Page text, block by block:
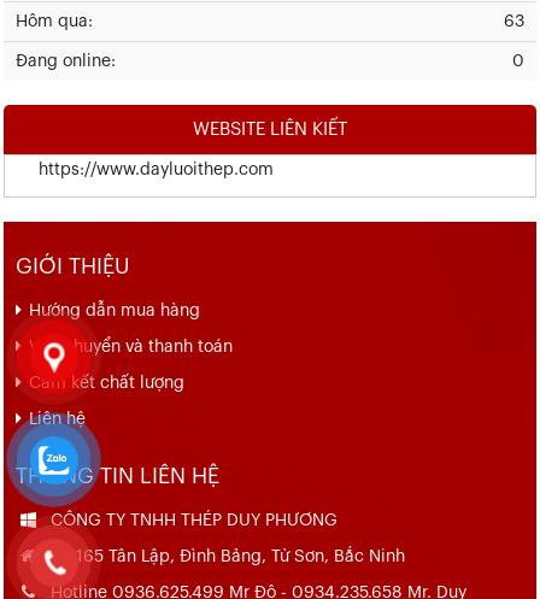
63
Hôm qua:
0
Đang online:
WEBSITE LIÊN KIẾT
https://www.dayluoithep.com
GIỚI THIỆU
Hướng dẫn mua hàng
Vận chuyển và thanh toán
Cam kết chất lượng
Liên hệ
THÔNG TIN LIÊN HỆ
CÔNG TY TNHH THÉP DUY PHƯƠNG
Số 165 Tân Lập, Đình Bảng, Từ Sơn, Bắc Ninh
Hotline 0936.625.499 Mr Đô - 0934.235.658 Mr. Duy